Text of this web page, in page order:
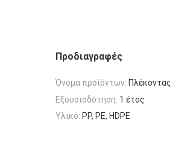
Προδιαγραφές
Όνομα προϊόντων:
Εξουσιοδότηση: 1 έτος
Υλικό: PP, PE, HDPE